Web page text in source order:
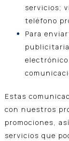
servicios;
teléfono
Para
Estas
con nuestros
promociones,
servicios que